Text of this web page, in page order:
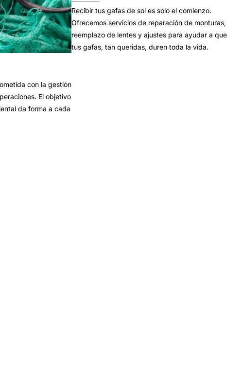
con la gestión
El objetivo
da forma a cada
Recibir tus gafas de sol es solo el comienzo.
Ofrecemos servicios de reparación de monturas,
reemplazo de lentes y ajustes para ayudar a que
tus gafas, tan queridas, duren toda la vida.